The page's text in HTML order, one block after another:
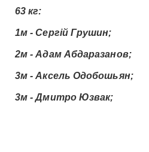
63 кг:
1м - Сергій Грушин;
2м - Адам Абдаразанов;
3м - Аксель Одобошьян;
3м - Дмитро Юзвак;